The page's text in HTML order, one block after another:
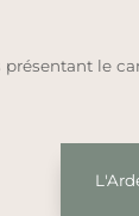
présentant le